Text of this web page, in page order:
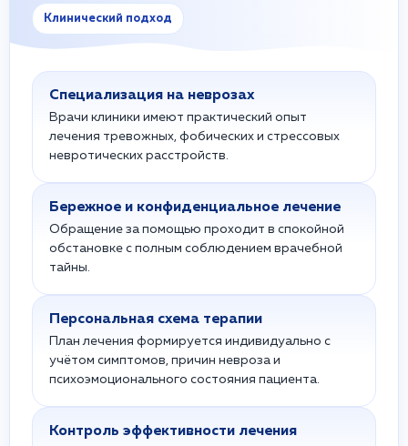
Клинический подход
Специализация на неврозах
Врачи клиники имеют практический опыт
лечения тревожных, фобических и стрессовых
невротических расстройств.
Бережное и конфиденциальное лечение
Обращение за помощью проходит в спокойной
обстановке с полным соблюдением врачебной
тайны.
Персональная схема терапии
План лечения формируется индивидуально с
учётом симптомов, причин невроза и
психоэмоционального состояния пациента.
Контроль эффективности лечения